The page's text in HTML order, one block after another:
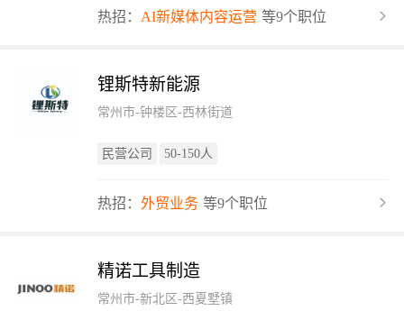
热招： AI新媒体内容运营 等9个职位
锂斯特新能源
常州市-钟楼区-西林街道
民营公司 50-150人
热招： 外贸业务 等9个职位
精诺工具制造
常州市-新北区-西夏墅镇